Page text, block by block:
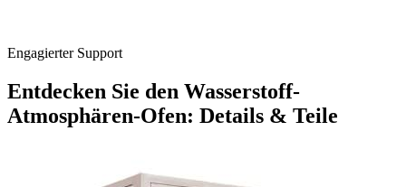
Engagierter Support
Entdecken Sie den Wasserstoff-
Atmosphären-Ofen: Details & Teile